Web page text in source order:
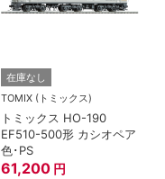
在庫なし
TOMIX (トミックス)
トミックス HO-190
EF510-500形 カシオペア
色･PS
61,200 円